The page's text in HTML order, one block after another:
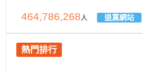
464,786,268人 退黨網站
熱門排行